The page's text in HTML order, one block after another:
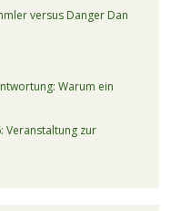
versus Danger Dan
Warum ein
Veranstaltung zur